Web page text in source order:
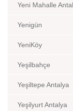
Yeni Mahalle
Yenigün
YeniKöy
Yeşilbahçe
Yeşiltepe Antalya
Yeşilyurt Antalya